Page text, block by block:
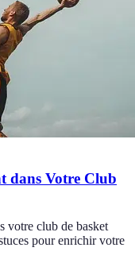
dans Votre Club
votre club de basket
pour enrichir votre